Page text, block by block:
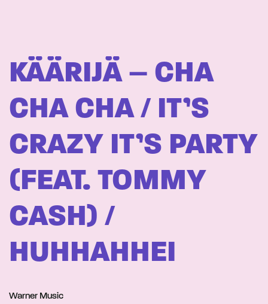
KÄÄRIJÄ – CHA
CHA CHA / IT’S
CRAZY IT’S PARTY
(FEAT. TOMMY
CASH) /
HUHHAHHEI
Warner Music